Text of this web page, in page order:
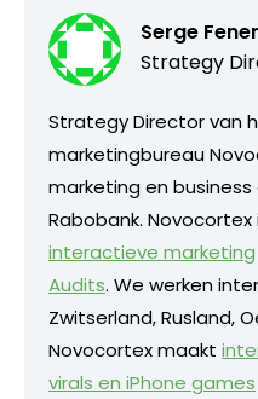
Serge
Strategy
Strategy Director van
marketingbureau
marketing en
Rabobank.
interactieve marketing
Audits. We werken
Zwitserland, Rusland,
Novocortex maakt
virals en iPhone games